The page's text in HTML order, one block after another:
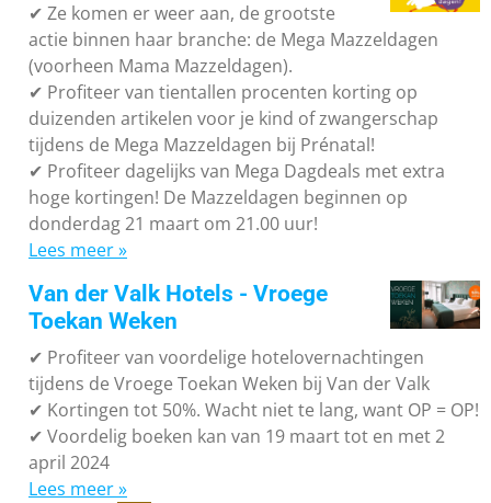
✔ Ze komen er weer aan, de grootste
actie binnen haar branche: de Mega Mazzeldagen
(voorheen Mama Mazzeldagen).
✔ Profiteer van tientallen procenten korting op
duizenden artikelen voor je kind of zwangerschap
tijdens de Mega Mazzeldagen bij Prénatal!
✔ Profiteer dagelijks van Mega Dagdeals met extra
hoge kortingen! De Mazzeldagen beginnen op
donderdag 21 maart om 21.00 uur!
Lees meer »
Van der Valk Hotels - Vroege
Toekan Weken
✔ Profiteer van voordelige hotelovernachtingen
tijdens de Vroege Toekan Weken bij Van der Valk
✔ Kortingen tot 50%. Wacht niet te lang, want OP = OP!
✔ Voordelig boeken kan van 19 maart tot en met 2
april 2024
Lees meer »